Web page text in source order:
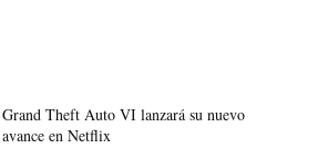
Grand Theft Auto VI lanzará su nuevo
avance en Netflix